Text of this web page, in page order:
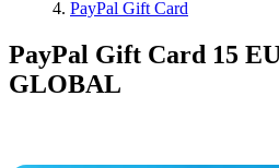
PayPal Gift Card
PayPal Gift Card 15
GLOBAL